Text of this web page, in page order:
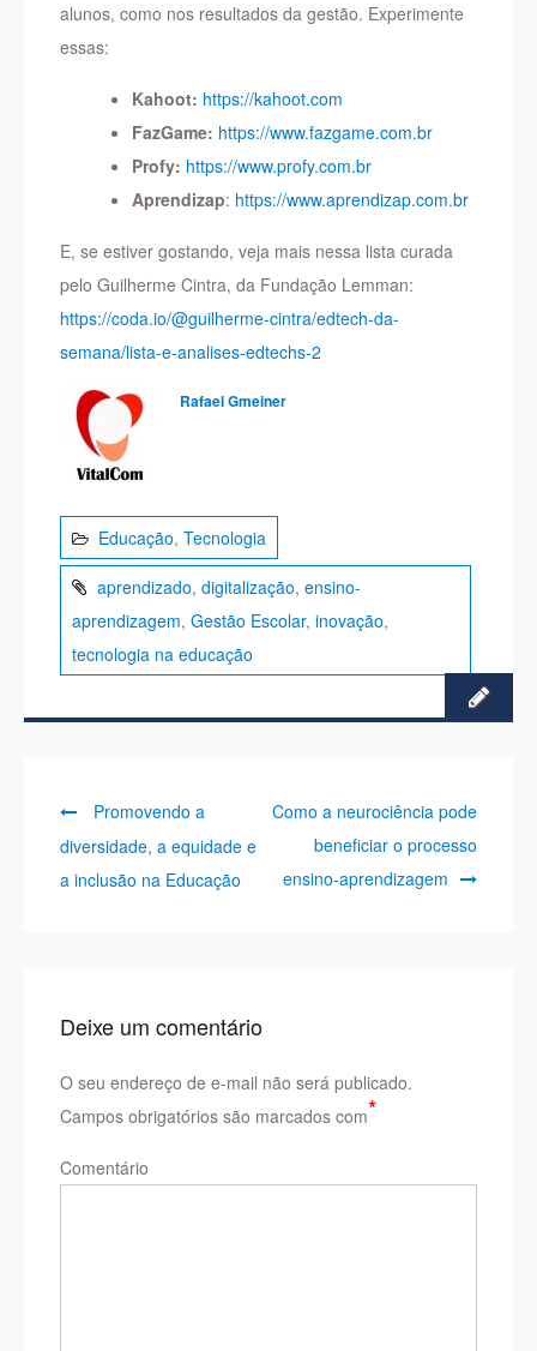
alunos, como nos resultados da gestão. Experimente
essas:
Kahoot: https://kahoot.com
FazGame: https://www.fazgame.com.br
Profy: https://www.profy.com.br
Aprendizap: https://www.aprendizap.com.br
E, se estiver gostando, veja mais nessa lista curada
pelo Guilherme Cintra, da Fundação Lemman:
https://coda.io/@guilherme-cintra/edtech-da-
semana/lista-e-analises-edtechs-2
Rafael Gmeiner
Educação,Tecnologia
aprendizado,digitalização,ensino-
aprendizagem,Gestão Escolar,inovação,
tecnologia na educação
Navegação
de
Previous
post:
Promovendo a
diversidade, a equidade e
a inclusão na Educação
Next
Como a neurociência pode
beneficiar o processo
ensino-aprendizagem
Deixe um comentário
O seu endereço de e-mail não será publicado.
Campos obrigatórios são marcados com*
Comentário